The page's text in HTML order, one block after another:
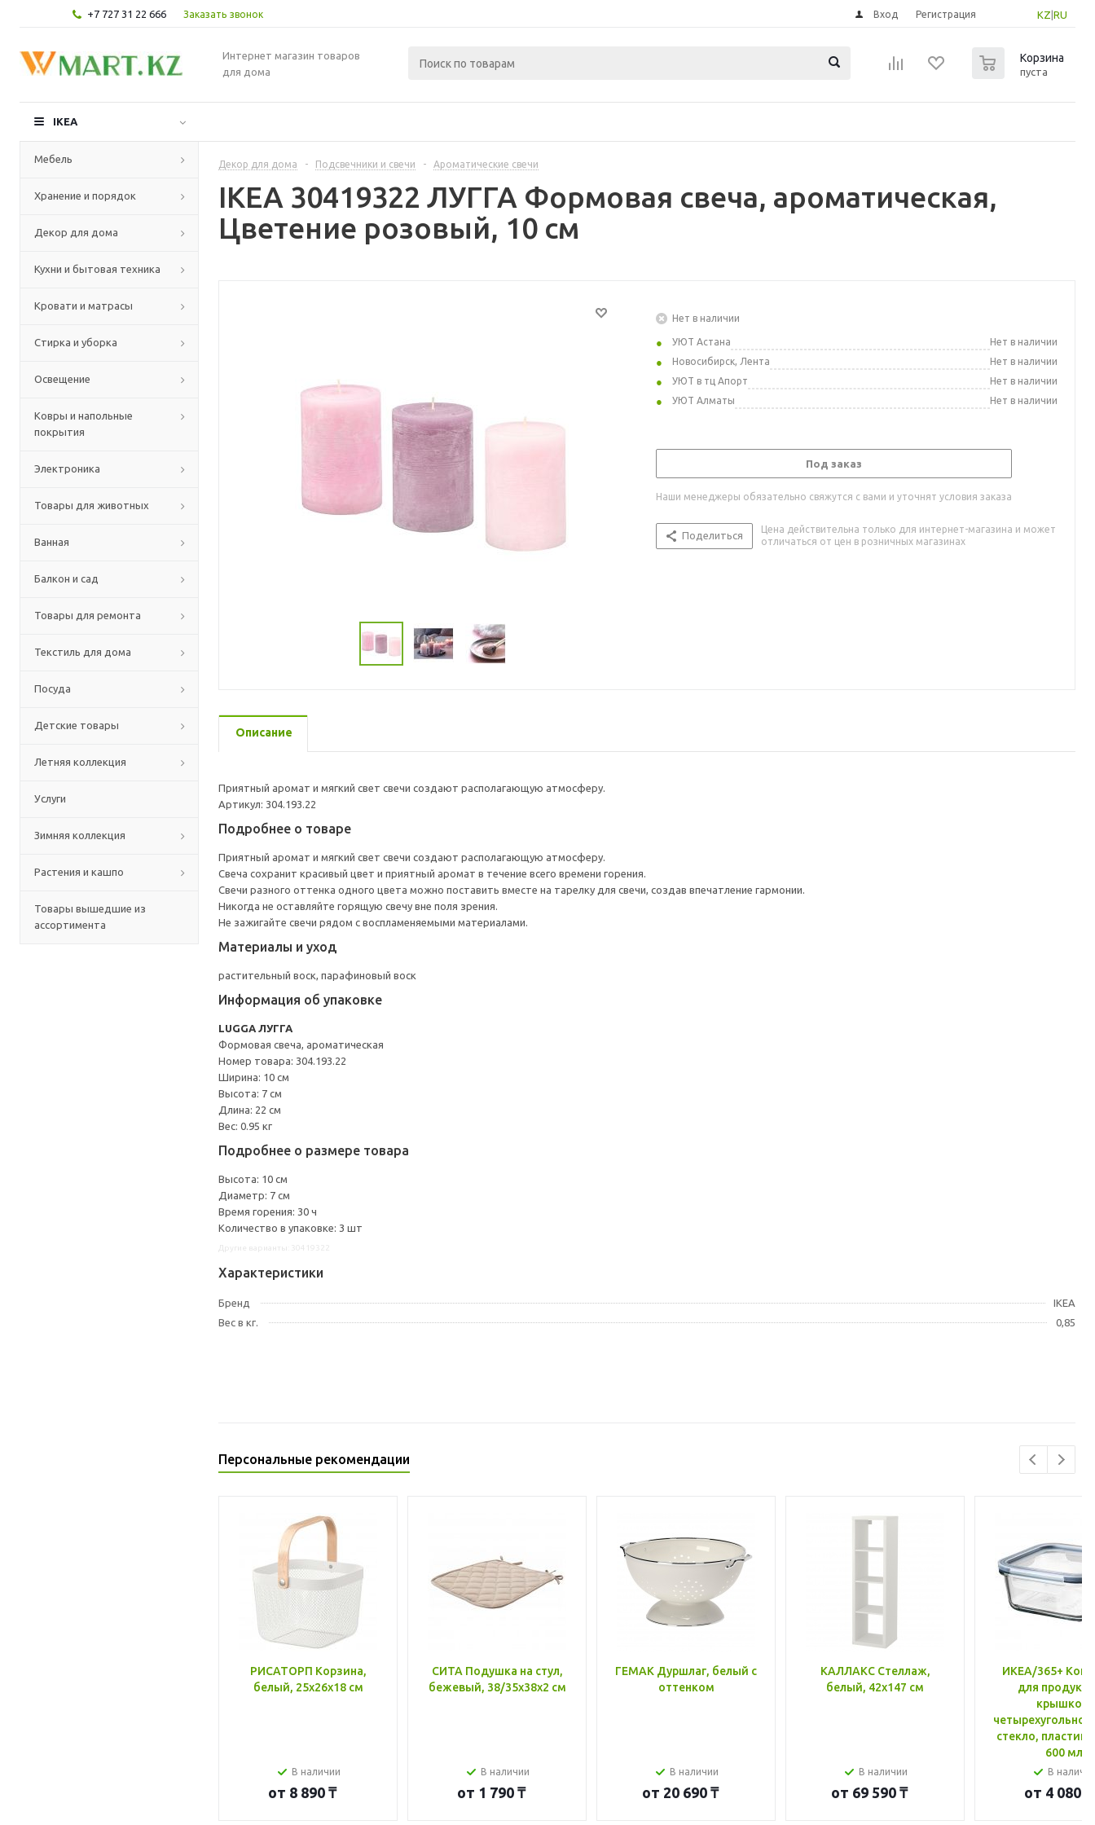
+7 727 31 22 666 Заказать звонок KZ RU
Вход Регистрация
Интернет магазин товаров
для дома
Корзина
пуста
IKEA
Мебель
Хранение и порядок
Декор для дома
Кухни и бытовая техника
Кровати и матрасы
Стирка и уборка
Освещение
Ковры и напольные
покрытия
Электроника
Товары для животных
Ванная
Балкон и сад
Товары для ремонта
Текстиль для дома
Посуда
Детские товары
Летняя коллекция
Услуги
Зимняя коллекция
Растения и кашпо
Товары вышедшие из
ассортимента
Декор для дома - Подсвечники и свечи - Ароматические свечи
IKEA 30419322 ЛУГГА Формовая свеча, ароматическая,
Цветение розовый, 10 см
Нет в наличии
УЮТ Астана
Нет в наличии
Новосибирск, Лента
Нет в наличии
УЮТ в тц Апорт
Нет в наличии
УЮТ Алматы
Нет в наличии
Под заказ
Наши менеджеры обязательно свяжутся с вами и уточнят условия заказа
Поделиться
Цена действительна только для интернет-магазина и может
отличаться от цен в розничных магазинах
Описание
Приятный аромат и мягкий свет свечи создают располагающую атмосферу.
Артикул: 304.193.22
Подробнее о товаре
Приятный аромат и мягкий свет свечи создают располагающую атмосферу.
Свеча сохранит красивый цвет и приятный аромат в течение всего времени горения.
Свечи разного оттенка одного цвета можно поставить вместе на тарелку для свечи, создав впечатление гармонии.
Никогда не оставляйте горящую свечу вне поля зрения.
Не зажигайте свечи рядом с воспламеняемыми материалами.
Материалы и уход
растительный воск, парафиновый воск
Информация об упаковке
LUGGA ЛУГГА
Формовая свеча, ароматическая
Номер товара: 304.193.22
Ширина: 10 см
Высота: 7 см
Длина: 22 см
Вес: 0.95 кг
Подробнее о размере товара
Высота: 10 см
Диаметр: 7 см
Время горения: 30 ч
Количество в упаковке: 3 шт
Характеристики
Бренд
IKEA
Вес в кг.
0,85
Персональные рекомендации
РИСАТОРП Корзина,
белый, 25x26x18 см
В наличии
от 8 890 ₸
СИТА Подушка на стул,
бежевый, 38/35x38x2 см
В наличии
от 1 790 ₸
ГЕМАК Дуршлаг, белый с
оттенком
В наличии
от 20 690 ₸
КАЛЛАКС Стеллаж,
белый, 42x147 см
В наличии
от 69 590 ₸
ИКЕА/365+
для
крышкой,
стекло, пластик
600 мл
В
от 4 080 ₸